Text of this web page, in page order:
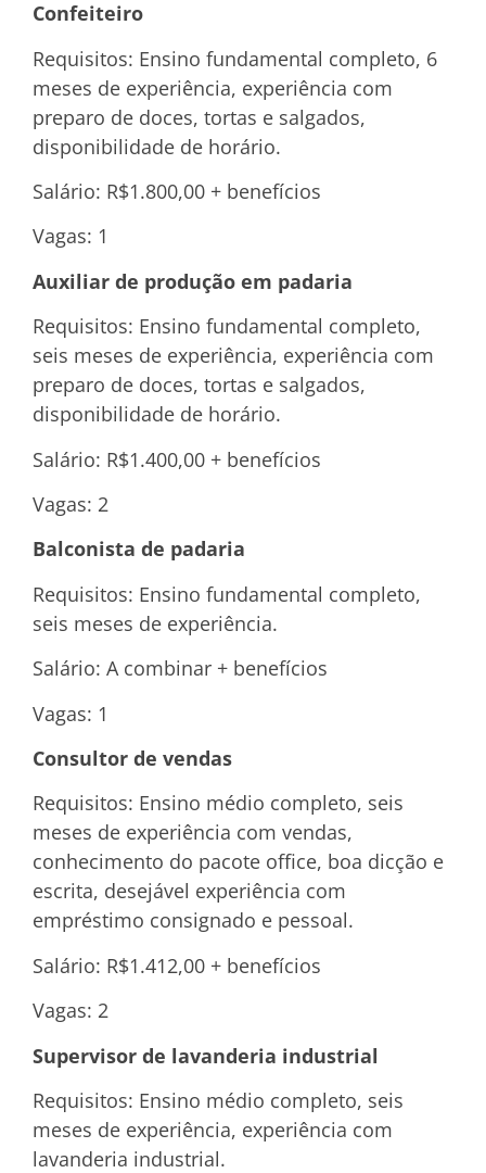
Confeiteiro
Requisitos: Ensino fundamental completo, 6
meses de experiência, experiência com
preparo de doces, tortas e salgados,
disponibilidade de horário.
Salário: R$1.800,00 + benefícios
Vagas: 1
Auxiliar de produção em padaria
Requisitos: Ensino fundamental completo,
seis meses de experiência, experiência com
preparo de doces, tortas e salgados,
disponibilidade de horário.
Salário: R$1.400,00 + benefícios
Vagas: 2
Balconista de padaria
Requisitos: Ensino fundamental completo,
seis meses de experiência.
Salário: A combinar + benefícios
Vagas: 1
Consultor de vendas
Requisitos: Ensino médio completo, seis
meses de experiência com vendas,
conhecimento do pacote office, boa dicção e
escrita, desejável experiência com
empréstimo consignado e pessoal.
Salário: R$1.412,00 + benefícios
Vagas: 2
Supervisor de lavanderia industrial
Requisitos: Ensino médio completo, seis
meses de experiência, experiência com
lavanderia industrial.